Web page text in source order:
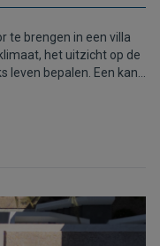
te brengen in een villa
het uitzicht op de
leven bepalen. Een kans